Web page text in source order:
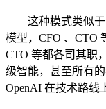
这种模式类似于
模型，CFO 、CTO
CTO 等都各司其职
级智能，甚至所有
OpenAI 在技术路线